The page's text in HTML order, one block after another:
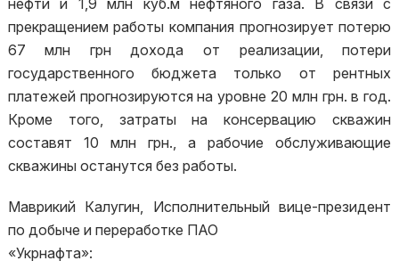
нефти и 1,9 млн куб.м нефтяного газа. В связи с
прекращением работы компания прогнозирует потерю
67 млн грн дохода от реализации, потери
государственного бюджета только от рентных
платежей прогнозируются на уровне 20 млн грн. в год.
Кроме того, затраты на консервацию скважин
составят 10 млн грн., а рабочие обслуживающие
скважины останутся без работы.
Маврикий Калугин, Исполнительный вице-президент
по добыче и переработке ПАО
«Укрнафта»: